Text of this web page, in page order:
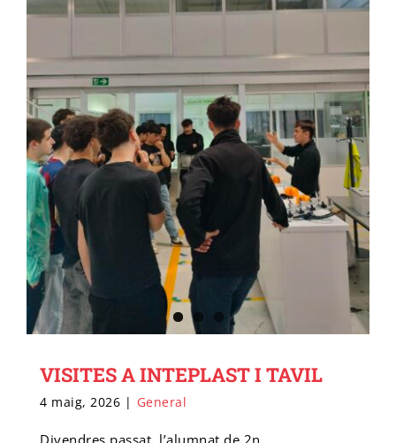
VISITES A INTEPLAST I TAVIL
4 maig, 2026 | General
Divendres passat, l’alumnat de 2n